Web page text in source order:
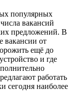
популярных
вакансий
предложений. В
вакансии от
ещё до
и где
работать
сегодня наиболее